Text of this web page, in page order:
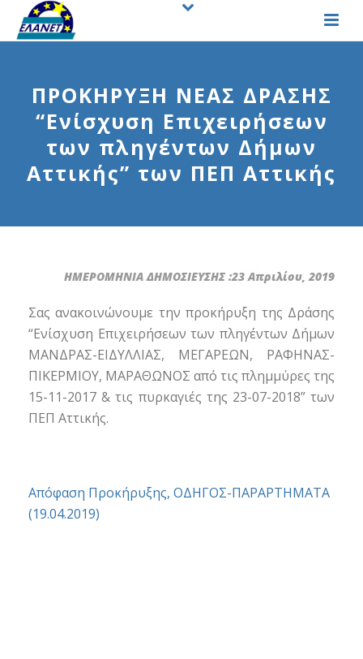
ΠΡΟΚΗΡΥΞΗ ΝΕΑΣ ΔΡΑΣΗΣ
“Ενίσχυση Επιχειρήσεων
των πληγέντων Δήμων
Αττικής” των ΠΕΠ Αττικής
ΗΜΕΡΟΜΗΝΙΑ ΔΗΜΟΣΙΕΥΣΗΣ :23 Απριλίου, 2019
Σας ανακοινώνουμε την προκήρυξη της Δράσης
“Ενίσχυση Επιχειρήσεων των πληγέντων Δήμων
ΜΑΝΔΡΑΣ-ΕΙΔΥΛΛΙΑΣ, ΜΕΓΑΡΕΩΝ, ΡΑΦΗΝΑΣ-
ΠΙΚΕΡΜΙΟΥ, ΜΑΡΑΘΩΝΟΣ από τις πλημμύρες της
15-11-2017 & τις πυρκαγιές της 23-07-2018” των
ΠΕΠ Αττικής.
Απόφαση Προκήρυξης, ΟΔΗΓΟΣ-ΠΑΡΑΡΤΗΜΑΤΑ
(19.04.2019)